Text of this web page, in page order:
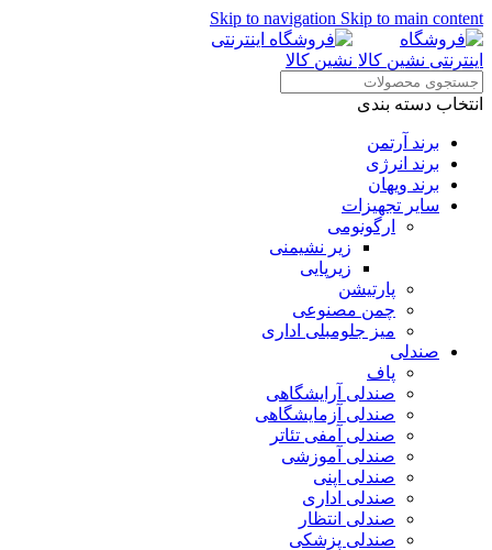
Skip to navigation Skip to main content
انتخاب دسته بندی
برند آرتمن
برند انرژی
برند ویهان
سایر تجهیزات
ارگونومی
زیر نشیمنی
زیرپایی
پارتیشن
چمن مصنوعی
میز جلومبلی اداری
صندلی
پاف
صندلی آرایشگاهی
صندلی آزمایشگاهی
صندلی آمفی تئاتر
صندلی آموزشی
صندلی اپنی
صندلی اداری
صندلی انتظار
صندلی پزشکی